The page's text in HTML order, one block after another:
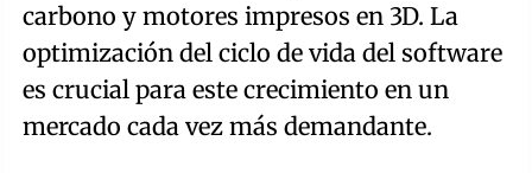
carbono y motores impresos en 3D. La
optimización del ciclo de vida del software
es crucial para este crecimiento en un
mercado cada vez más demandante.